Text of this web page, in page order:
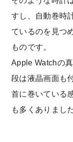
すし、自動巻時
ているのを見つ
ものです。
Apple Watchの
段は液晶画面も
首に巻いている
も多くありまし